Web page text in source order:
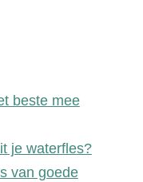
beste mee
je waterfles?
van goede